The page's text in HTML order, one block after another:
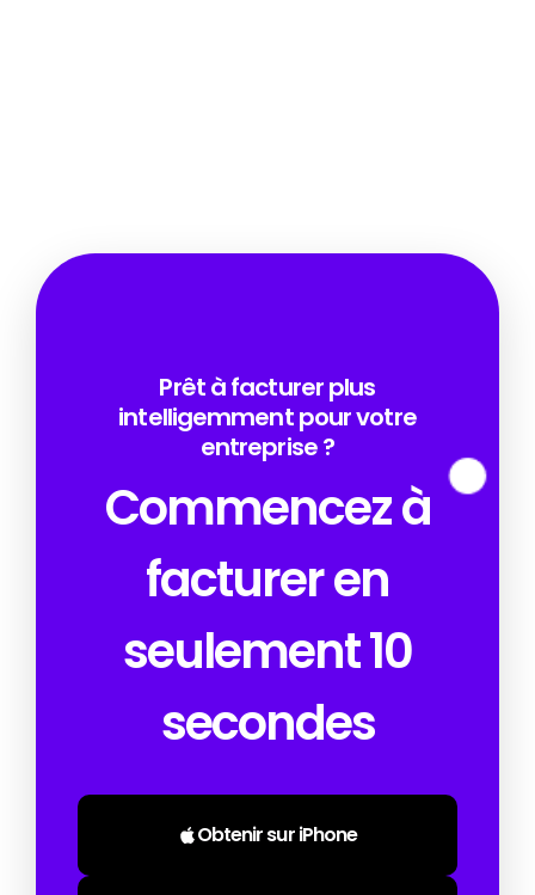
Prêt à facturer plus
intelligemment pour votre
entreprise ?
Commencez à
facturer en
seulement 10
secondes
Obtenir sur iPhone